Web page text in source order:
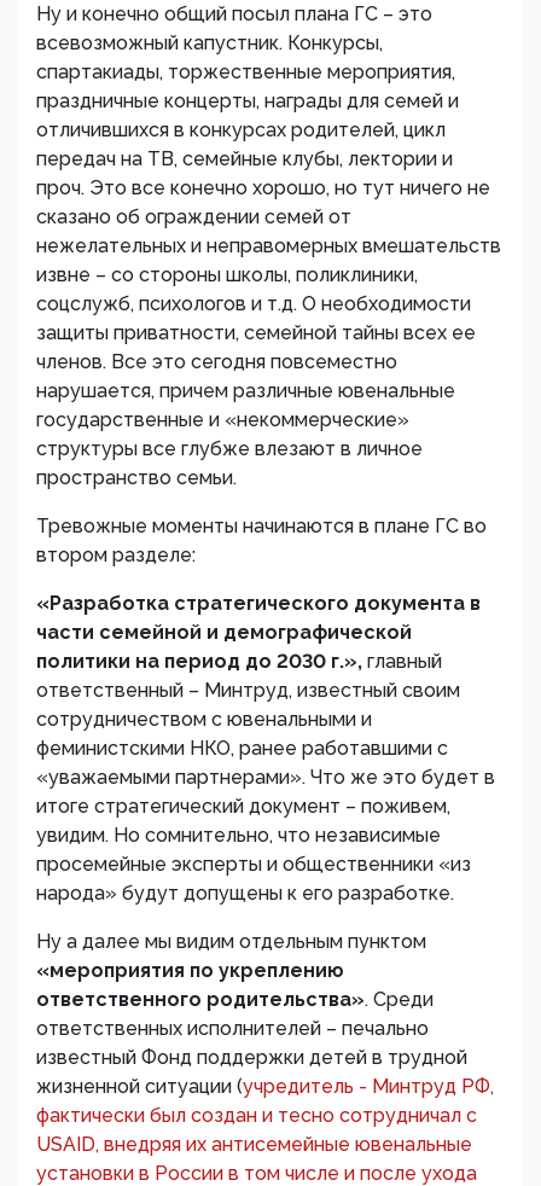
Ну и конечно общий посыл плана ГС – это
всевозможный капустник. Конкурсы,
спартакиады, торжественные мероприятия,
праздничные концерты, награды для семей и
отличившихся в конкурсах родителей, цикл
передач на ТВ, семейные клубы, лектории и
проч. Это все конечно хорошо, но тут ничего не
сказано об ограждении семей от
нежелательных и неправомерных вмешательств
извне – со стороны школы, поликлиники,
соцслужб, психологов и т.д. О необходимости
защиты приватности, семейной тайны всех ее
членов. Все это сегодня повсеместно
нарушается, причем различные ювенальные
государственные и «некоммерческие»
структуры все глубже влезают в личное
пространство семьи.
Тревожные моменты начинаются в плане ГС во
втором разделе:
«Разработка стратегического документа в
части семейной и демографической
политики на период до 2030 г.», главный
ответственный – Минтруд, известный своим
сотрудничеством с ювенальными и
феминистскими НКО, ранее работавшими с
«уважаемыми партнерами». Что же это будет в
итоге стратегический документ – поживем,
увидим. Но сомнительно, что независимые
просемейные эксперты и общественники «из
народа» будут допущены к его разработке.
Ну а далее мы видим отдельным пунктом
«мероприятия по укреплению
ответственного родительства». Среди
ответственных исполнителей – печально
известный Фонд поддержки детей в трудной
жизненной ситуации (учредитель - Минтруд РФ,
фактически был создан и тесно сотрудничал с
USAID, внедряя их антисемейные ювенальные
установки в России в том числе и после ухода